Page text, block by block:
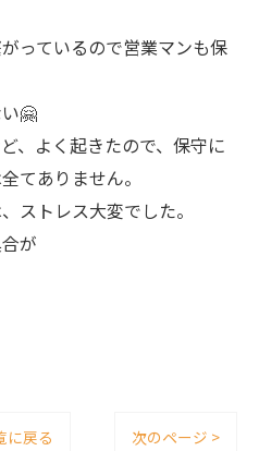
っているので営業マンも保
🤗
、よく起きたので、保守に
てありません。
ストレス大変でした。
が
に戻る 次のページ >